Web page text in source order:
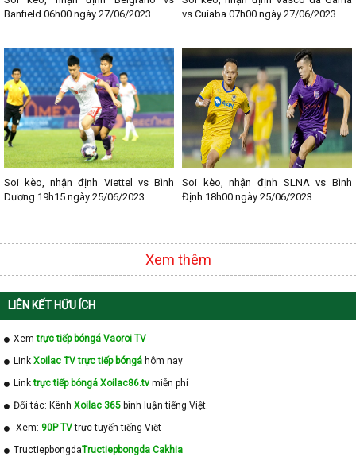
- Lịch thi đấu Bundesliga
- Lịch thi đấu V - League
- Lịch thi đấu Cup C1
Banfield 06h00 ngày 27/06/2023
vs Cuiaba 07h00 ngày 27/06/2023
Soi kèo, nhận định Viettel vs Bình
Dương 19h15 ngày 25/06/2023
Soi kèo, nhận định SLNA vs Bình
Định 18h00 ngày 25/06/2023
Xem thêm
LIÊN KẾT HỮU ÍCH
Xemtrực tiếp bóngá Vaoroi TV
Link Xoilac TV trực tiếp bóngá hôm nay
Linktrực tiếp bóngá Xoilac86.tv miễn phí
Đối tác: Kênh Xoilac 365 bình luận tiếng Việt.
Xem: 90P TVtrực tuyến tiếng Việt
TructiepbongdaTructiepbongda Cakhia